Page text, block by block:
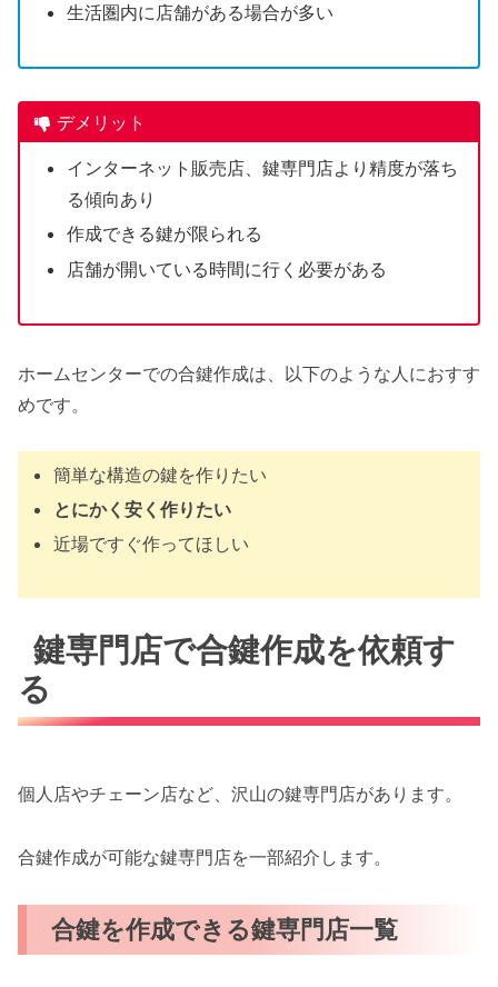
生活圏内に店舗がある場合が多い
デメリット
インターネット販売店、鍵専門店より精度が落ち
る傾向あり
作成できる鍵が限られる
店舗が開いている時間に行く必要がある
ホームセンターでの合鍵作成は、以下のような人におすす
めです。
簡単な構造の鍵を作りたい
とにかく安く作りたい
近場ですぐ作ってほしい
鍵専門店で合鍵作成を依頼す
る
個人店やチェーン店など、沢山の鍵専門店があります。
合鍵作成が可能な鍵専門店を一部紹介します。
合鍵を作成できる鍵専門店一覧